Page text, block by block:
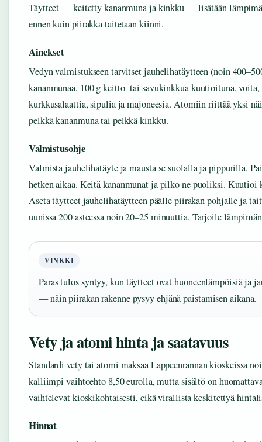
Täytteet — keitetty kananmuna ja kinkku — lisätään
ennen kuin piirakka taitetaan kiinni.
Ainekset
Vedyn valmistukseen tarvitset jauhelihatäytteen (noin
kananmunaa, 100 g keitto- tai savukinkkua kuutioituna,
kurkkusalaattia, sipulia ja majoneesia. Atomiin riittää yksi
pelkkä kananmuna tai pelkkä kinkku.
Valmistusohje
Valmista jauhelihatäyte ja mausta se suolalla ja pippurilla.
hetken aikaa. Keitä kananmunat ja pilko ne puoliksi.
Aseta täytteet jauhelihatäytteen päälle piirakan pohjalle ja
uunissa 200 asteessa noin 20–25 minuuttia. Tarjoile
VINKKI
Paras tulos syntyy, kun täytteet ovat huoneenlämpöisiä ja
— näin piirakan rakenne pysyy ehjänä paistamisen aikana.
Vety ja atomi hinta ja saatavuus
Standardi vety tai atomi maksaa Lappeenrannan kioskeissa
kalliimpi vaihtoehto 8,50 eurolla, mutta sisältö on
vaihtelevat kioskikohtaisesti, eikä virallista keskitettyä
Hinnat